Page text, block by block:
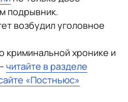
подрывник.
возбудил уголовное
криминальной хронике и
читайте в разделе
«Постньюс»